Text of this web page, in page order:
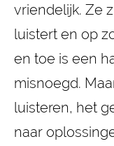
vriendelijk. Ze
luistert en op
en toe is een
misnoegd.
luisteren, het
naar